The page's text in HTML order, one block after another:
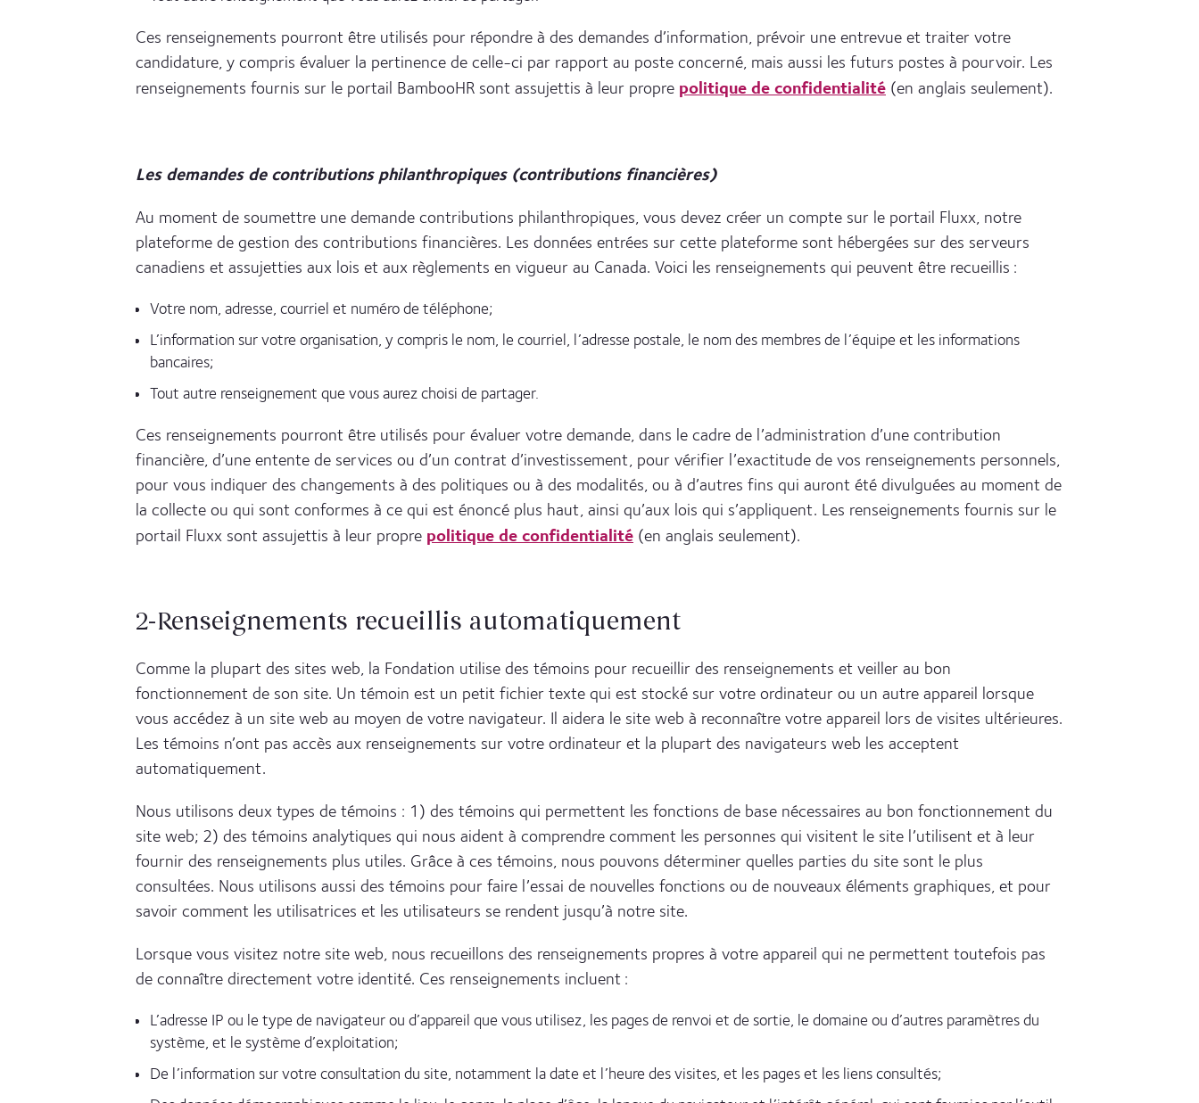
Ces renseignements pourront être utilisés pour répondre à des demandes d’information, prévoir une entrevue et traiter votre
candidature, y compris évaluer la pertinence de celle-ci par rapport au poste concerné, mais aussi les futurs postes à pourvoir. Les
renseignements fournis sur le portail BambooHR sont assujettis à leur propre politique de confidentialité (en anglais seulement).
Les demandes de contributions philanthropiques (contributions financières)
Au moment de soumettre une demande contributions philanthropiques, vous devez créer un compte sur le portail Fluxx, notre
plateforme de gestion des contributions financières. Les données entrées sur cette plateforme sont hébergées sur des serveurs
canadiens et assujetties aux lois et aux règlements en vigueur au Canada. Voici les renseignements qui peuvent être recueillis :
Votre nom, adresse, courriel et numéro de téléphone;
L’information sur votre organisation, y compris le nom, le courriel, l’adresse postale, le nom des membres de l’équipe et les informations
bancaires;
Tout autre renseignement que vous aurez choisi de partager.
Ces renseignements pourront être utilisés pour évaluer votre demande, dans le cadre de l’administration d’une contribution
financière, d’une entente de services ou d’un contrat d’investissement, pour vérifier l’exactitude de vos renseignements personnels,
pour vous indiquer des changements à des politiques ou à des modalités, ou à d’autres fins qui auront été divulguées au moment de
la collecte ou qui sont conformes à ce qui est énoncé plus haut, ainsi qu’aux lois qui s’appliquent. Les renseignements fournis sur le
portail Fluxx sont assujettis à leur propre politique de confidentialité (en anglais seulement).
2-Renseignements recueillis automatiquement
Comme la plupart des sites web, la Fondation utilise des témoins pour recueillir des renseignements et veiller au bon
fonctionnement de son site. Un témoin est un petit fichier texte qui est stocké sur votre ordinateur ou un autre appareil lorsque
vous accédez à un site web au moyen de votre navigateur. Il aidera le site web à reconnaître votre appareil lors de visites ultérieures.
Les témoins n’ont pas accès aux renseignements sur votre ordinateur et la plupart des navigateurs web les acceptent
automatiquement.
Nous utilisons deux types de témoins : 1) des témoins qui permettent les fonctions de base nécessaires au bon fonctionnement du
site web; 2) des témoins analytiques qui nous aident à comprendre comment les personnes qui visitent le site l’utilisent et à leur
fournir des renseignements plus utiles. Grâce à ces témoins, nous pouvons déterminer quelles parties du site sont le plus
consultées. Nous utilisons aussi des témoins pour faire l’essai de nouvelles fonctions ou de nouveaux éléments graphiques, et pour
savoir comment les utilisatrices et les utilisateurs se rendent jusqu’à notre site.
Lorsque vous visitez notre site web, nous recueillons des renseignements propres à votre appareil qui ne permettent toutefois pas
de connaître directement votre identité. Ces renseignements incluent :
L’adresse IP ou le type de navigateur ou d’appareil que vous utilisez, les pages de renvoi et de sortie, le domaine ou d’autres paramètres du
système, et le système d’exploitation;
De l’information sur votre consultation du site, notamment la date et l’heure des visites, et les pages et les liens consultés;